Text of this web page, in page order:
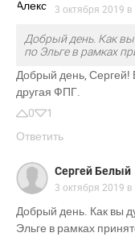
3 октября 2019 в
Добрый день. Как вы
по Эльге в рамках
Добрый день, Сергей!
другая ФПГ.
0
1
Ответить
Сергей Белый
3 октября 2019 в
Добрый день. Как вы
Эльге в рамках